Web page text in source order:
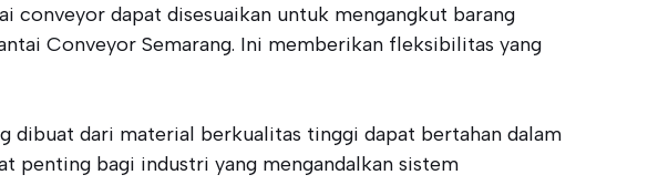
conveyor dapat disesuaikan untuk mengangkut barang
Conveyor Semarang. Ini memberikan fleksibilitas yang
dibuat dari material berkualitas tinggi dapat bertahan dalam
penting bagi industri yang mengandalkan sistem